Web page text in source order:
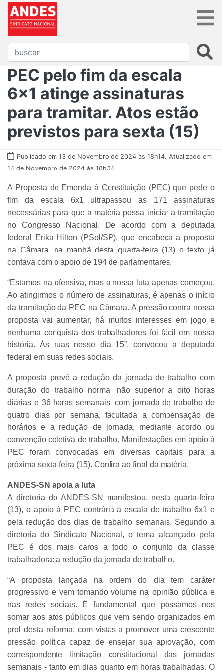
PEC pelo fim da escala
6x1 atinge assinaturas
para tramitar. Atos estão
previstos para sexta (15)
Publicado em 13 de Novembro de 2024 às 18h14. Atualizado em
14 de Novembro de 2024 às 18h34
A Proposta de Emenda à Constituição (PEC) que pede o
fim da escala 6x1 ultrapassou as 171 assinaturas
necessárias para que a matéria possa iniciar a tramitação
no Congresso Nacional. De acordo com a deputada
federal Erika Hilton (PSol/SP), que encabeça a proposta
na Câmara, na manhã desta quarta-feira (13) o texto já
contava com o apoio de 194 de parlamentares.
“Estamos na ofensiva, mas a nossa luta apenas começou.
Ao atingirmos o número de assinaturas, é apenas o início
da tramitação da PEC na Câmara. A pressão contra nossa
proposta vai aumentar, há muitos interesses em jogo e
nenhuma conquista dos trabalhadores foi fácil em nossa
história. Às ruas nesse dia 15”, convocou a deputada
federal em suas redes sociais.
A proposta prevê a redução da jornada de trabalho com
duração do trabalho normal não superior a oito horas
diárias e 36 horas semanais, com jornada de trabalho de
quatro dias por semana, facultada a compensação de
horários e a redução de jornada, mediante acordo ou
convenção coletiva de trabalho. Manifestações em apoio à
PEC foram convocadas em diversas capitais para a
próxima sexta-feira (15). Confira ao final da matéria.
ANDES-SN apoia a luta
A diretoria do ANDES-SN manifestou, nesta quarta-feira
(13), o apoio à PEC contrária a escala de trabalho 6x1 e
pela redução dos dias de trabalho semanais. Segundo a
diretoria do Sindicato Nacional, o tema alcançado pela
PEC é dos mais caros a todo o conjunto da classe
trabalhadora: a redução da jornada de trabalho.
“A proposta lançada na ordem do dia tem caráter
progressivo e vem tomando volume na opinião pública e
nas redes sociais. É fundamental que possamos nos
somar aos atos públicos que vem sendo organizados em
prol desta reforma, com vistas a promover uma crescente
pressão política capaz de ensejar sua aprovação, com
correspondente limitação constitucional das jornadas
semanais - tanto em dias quanto em horas trabalhadas. O